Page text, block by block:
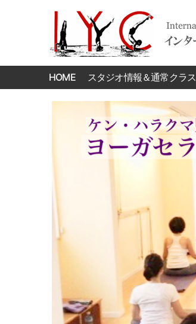
Yoga
Center
HOME スタジオ情報＆通常クラス